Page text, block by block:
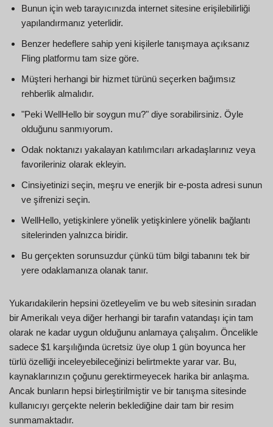
Bunun için web tarayıcınızda internet sitesine erişilebilirliği
yapılandırmanız yeterlidir.
Benzer hedeflere sahip yeni kişilerle tanışmaya açıksanız
Fling platformu tam size göre.
Müşteri herhangi bir hizmet türünü seçerken bağımsız
rehberlik almalıdır.
"Peki WellHello bir soygun mu?" diye sorabilirsiniz. Öyle
olduğunu sanmıyorum.
Odak noktanızı yakalayan katılımcıları arkadaşlarınız veya
favorileriniz olarak ekleyin.
Cinsiyetinizi seçin, meşru ve enerjik bir e-posta adresi sunun
ve şifrenizi seçin.
WellHello, yetişkinlere yönelik yetişkinlere yönelik bağlantı
sitelerinden yalnızca biridir.
Bu gerçekten sorunsuzdur çünkü tüm bilgi tabanını tek bir
yere odaklamanıza olanak tanır.
Yukarıdakilerin hepsini özetleyelim ve bu web sitesinin sıradan
bir Amerikalı veya diğer herhangi bir tarafın vatandaşı için tam
olarak ne kadar uygun olduğunu anlamaya çalışalım. Öncelikle
sadece $1 karşılığında ücretsiz üye olup 1 gün boyunca her
türlü özelliği inceleyebileceğinizi belirtmekte yarar var. Bu,
kaynaklarınızın çoğunu gerektirmeyecek harika bir anlaşma.
Ancak bunların hepsi birleştirilmiştir ve bir tanışma sitesinde
kullanıcıyı gerçekte nelerin beklediğine dair tam bir resim
sunmamaktadır.